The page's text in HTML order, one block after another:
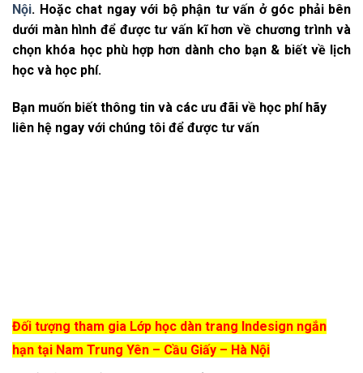
Nội. Hoặc chat ngay với bộ phận tư vấn ở góc phải bên
dưới màn hình để được tư vấn kĩ hơn về chương trình và
chọn khóa học phù hợp hơn dành cho bạn & biết về lịch
học và học phí.
Bạn muốn biết thông tin và các ưu đãi về học phí hãy
liên hệ ngay với chúng tôi để được tư vấn
Đối tượng tham gia Lớp học dàn trang Indesign ngắn
hạn tại Nam Trung Yên – Cầu Giấy – Hà Nội